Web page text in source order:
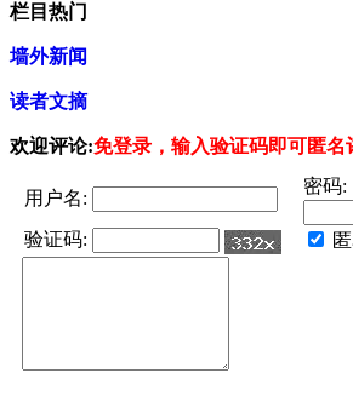
栏目热门
墙外新闻
读者文摘
欢迎评论:免登录，输入验证码即可匿名
用户名:
密码:
验证码: